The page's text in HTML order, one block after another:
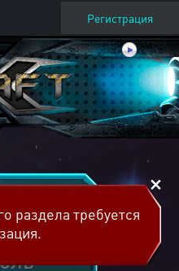
Регистрация
раздела требуется